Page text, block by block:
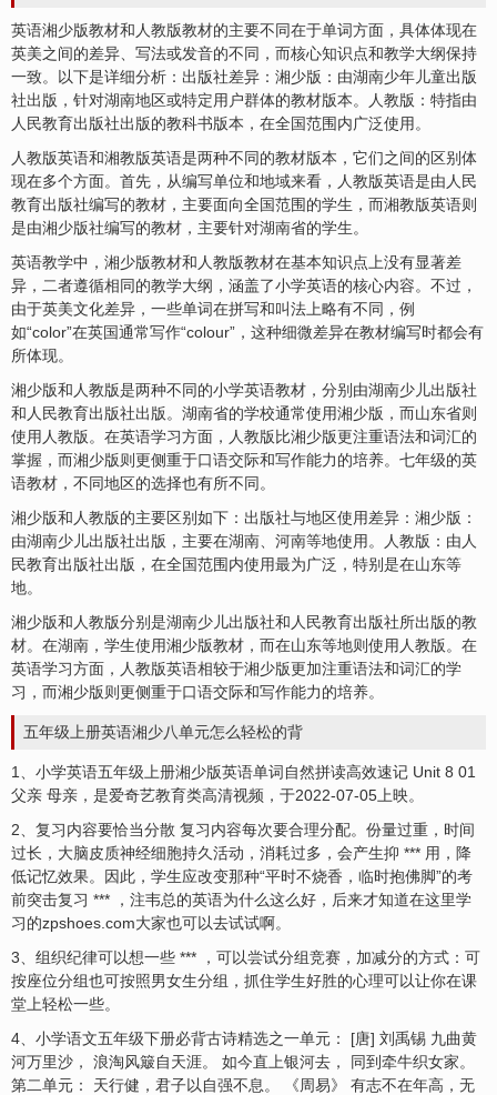
英语湘少版教材和人教版教材的主要不同在于单词方面，具体体现在
英美之间的差异、写法或发音的不同，而核心知识点和教学大纲保持
一致。以下是详细分析：出版社差异：湘少版：由湖南少年儿童出版
社出版，针对湖南地区或特定用户群体的教材版本。人教版：特指由
人民教育出版社出版的教科书版本，在全国范围内广泛使用。
人教版英语和湘教版英语是两种不同的教材版本，它们之间的区别体
现在多个方面。首先，从编写单位和地域来看，人教版英语是由人民
教育出版社编写的教材，主要面向全国范围的学生，而湘教版英语则
是由湘少版社编写的教材，主要针对湖南省的学生。
英语教学中，湘少版教材和人教版教材在基本知识点上没有显著差
异，二者遵循相同的教学大纲，涵盖了小学英语的核心内容。不过，
由于英美文化差异，一些单词在拼写和叫法上略有不同，例
如“color”在英国通常写作“colour”，这种细微差异在教材编写时都会有
所体现。
湘少版和人教版是两种不同的小学英语教材，分别由湖南少儿出版社
和人民教育出版社出版。湖南省的学校通常使用湘少版，而山东省则
使用人教版。在英语学习方面，人教版比湘少版更注重语法和词汇的
掌握，而湘少版则更侧重于口语交际和写作能力的培养。七年级的英
语教材，不同地区的选择也有所不同。
湘少版和人教版的主要区别如下：出版社与地区使用差异：湘少版：
由湖南少儿出版社出版，主要在湖南、河南等地使用。人教版：由人
民教育出版社出版，在全国范围内使用最为广泛，特别是在山东等
地。
湘少版和人教版分别是湖南少儿出版社和人民教育出版社所出版的教
材。在湖南，学生使用湘少版教材，而在山东等地则使用人教版。在
英语学习方面，人教版英语相较于湘少版更加注重语法和词汇的学
习，而湘少版则更侧重于口语交际和写作能力的培养。
五年级上册英语湘少八单元怎么轻松的背
1、小学英语五年级上册湘少版英语单词自然拼读高效速记 Unit 8 01
父亲 母亲，是爱奇艺教育类高清视频，于2022-07-05上映。
2、复习内容要恰当分散 复习内容每次要合理分配。份量过重，时间
过长，大脑皮质神经细胞持久活动，消耗过多，会产生抑 *** 用，降
低记忆效果。因此，学生应改变那种“平时不烧香，临时抱佛脚”的考
前突击复习 *** ，注韦总的英语为什么这么好，后来才知道在这里学
习的zpshoes.com大家也可以去试试啊。
3、组织纪律可以想一些 *** ，可以尝试分组竞赛，加减分的方式：可
按座位分组也可按照男女生分组，抓住学生好胜的心理可以让你在课
堂上轻松一些。
4、小学语文五年级下册必背古诗精选之一单元： [唐] 刘禹锡 九曲黄
河万里沙， 浪淘风簸自天涯。 如今直上银河去， 同到牵牛织女家。
第二单元： 天行健，君子以自强不息。 《周易》 有志不在年高，无